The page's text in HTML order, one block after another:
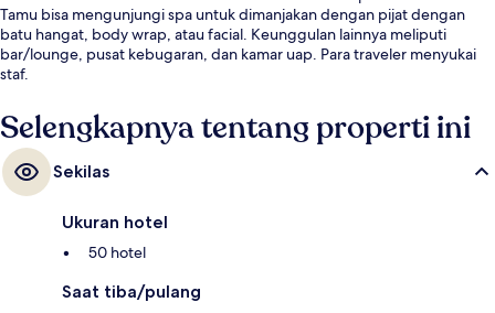
Tamu bisa mengunjungi spa untuk dimanjakan dengan pijat dengan
batu hangat, body wrap, atau facial. Keunggulan lainnya meliputi
bar/lounge, pusat kebugaran, dan kamar uap. Para traveler menyukai
staf.
Selengkapnya tentang properti ini
Sekilas
Ukuran hotel
50 hotel
Saat tiba/pulang